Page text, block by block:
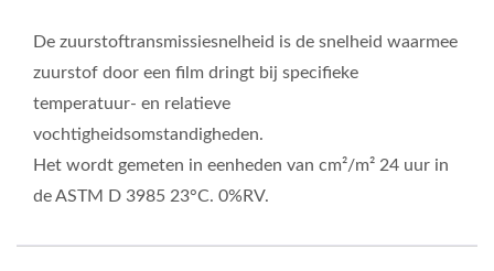
De zuurstoftransmissiesnelheid is de snelheid waarmee
zuurstof door een film dringt bij specifieke
temperatuur- en relatieve
vochtigheidsomstandigheden.
Het wordt gemeten in eenheden van cm²/m² 24 uur in
de ASTM D 3985 23°C. 0%RV.